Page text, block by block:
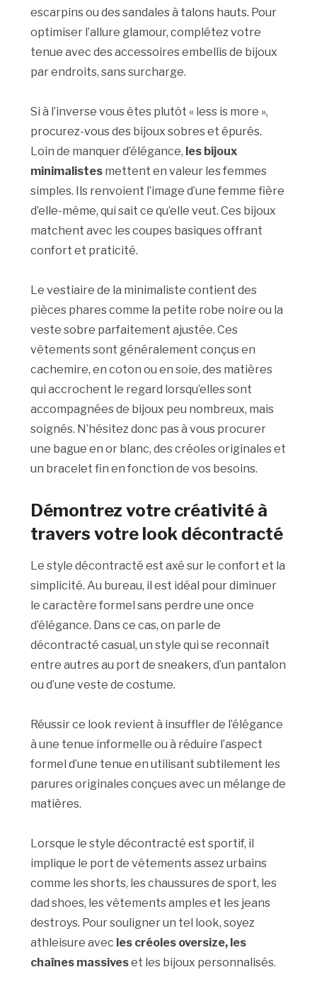
escarpins ou des sandales à talons hauts. Pour
optimiser l’allure glamour, complétez votre
tenue avec des accessoires embellis de bijoux
par endroits, sans surcharge.
Si à l’inverse vous êtes plutôt « less is more »,
procurez-vous des bijoux sobres et épurés.
Loin de manquer d’élégance, les bijoux
minimalistes mettent en valeur les femmes
simples. Ils renvoient l’image d’une femme fière
d’elle-même, qui sait ce qu’elle veut. Ces bijoux
matchent avec les coupes basiques offrant
confort et praticité.
Le vestiaire de la minimaliste contient des
pièces phares comme la petite robe noire ou la
veste sobre parfaitement ajustée. Ces
vêtements sont généralement conçus en
cachemire, en coton ou en soie, des matières
qui accrochent le regard lorsqu’elles sont
accompagnées de bijoux peu nombreux, mais
soignés. N’hésitez donc pas à vous procurer
une bague en or blanc, des créoles originales et
un bracelet fin en fonction de vos besoins.
Démontrez votre créativité à
travers votre look décontracté
Le style décontracté est axé sur le confort et la
simplicité. Au bureau, il est idéal pour diminuer
le caractère formel sans perdre une once
d’élégance. Dans ce cas, on parle de
décontracté casual, un style qui se reconnaît
entre autres au port de sneakers, d’un pantalon
ou d’une veste de costume.
Réussir ce look revient à insuffler de l’élégance
à une tenue informelle ou à réduire l’aspect
formel d’une tenue en utilisant subtilement les
parures originales conçues avec un mélange de
matières.
Lorsque le style décontracté est sportif, il
implique le port de vêtements assez urbains
comme les shorts, les chaussures de sport, les
dad shoes, les vêtements amples et les jeans
destroys. Pour souligner un tel look, soyez
athleisure avec les créoles oversize, les
chaînes massiveset les bijoux personnalisés.